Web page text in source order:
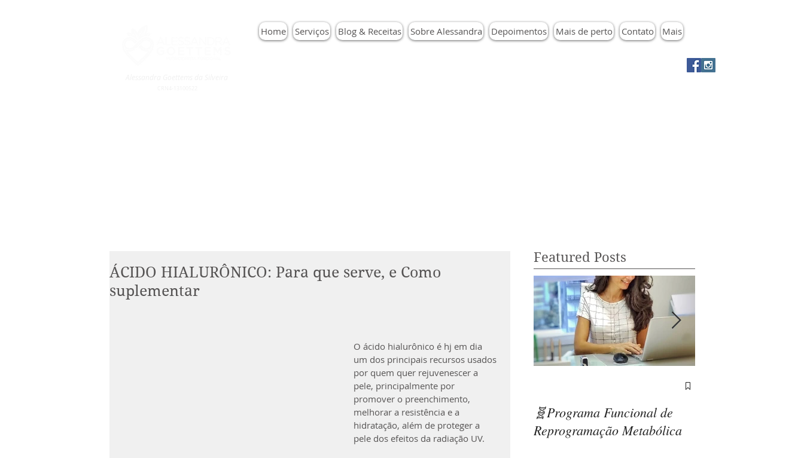
Home Serviços Blog & Receitas Sobre Alessandra Depoimentos Mais de perto Contato Mais
ÁCIDO HIALURÔNICO: Para que serve, e Como
suplementar
O ácido hialurônico é hj em dia
um dos principais recursos usados
por quem quer rejuvenescer a
pele, principalmente por
promover o preenchimento,
melhorar a resistência e a
hidratação, além de proteger a
pele dos efeitos da radiação UV.
Featured Posts
🧬Programa Funcional de
Reprogramação Metabólica